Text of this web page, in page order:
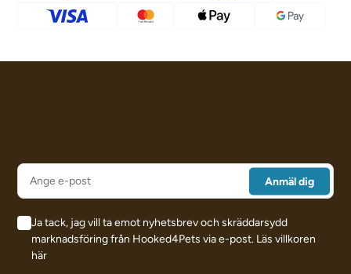
Ja tack, jag vill ta emot nyhetsbrev och skräddarsydd
marknadsföring från Hooked4Pets via e-post. Läs villkoren
här